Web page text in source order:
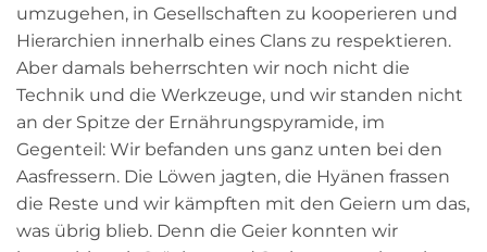
umzugehen, in Gesellschaften zu kooperieren und
Hierarchien innerhalb eines Clans zu respektieren.
Aber damals beherrschten wir noch nicht die
Technik und die Werkzeuge, und wir standen nicht
an der Spitze der Ernährungspyramide, im
Gegenteil: Wir befanden uns ganz unten bei den
Aasfressern. Die Löwen jagten, die Hyänen frassen
die Reste und wir kämpften mit den Geiern um das,
was übrig blieb. Denn die Geier konnten wir